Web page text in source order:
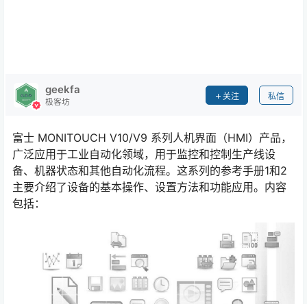
geekfa
极客坊
关注 私信
富士 MONITOUCH V10/V9 系列人机界面（HMI）产品，
广泛应用于工业自动化领域，用于监控和控制生产线设
备、机器状态和其他自动化流程。这系列的参考手册1和2
主要介绍了设备的基本操作、设置方法和功能应用。内容
包括：